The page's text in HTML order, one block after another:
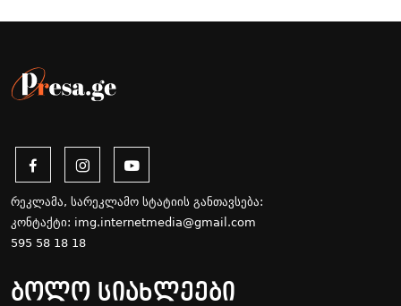
რეკლამა, სარეკლამო სტატიის განთავსება:
კონტაქტი: img.internetmedia@gmail.com
595 58 18 18
ბოლო სიახლეები